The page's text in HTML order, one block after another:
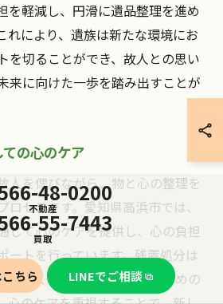
を軽減し、円滑に遺品整理を進め
れにより、遺族は新たな環境にお
を切ることができ、故人との思い
来に向けた一歩を踏み出すことが
の心のケア
人を偲びながら、物と心の整理を
セスです。愛知県高浜市では、
じて心のケアを提供し、心の負担
ートを行っています。残置処分は
はなく、心の整理を助けるための
48-0200
不動産
55-7443
買取
ちら LINEでご相談